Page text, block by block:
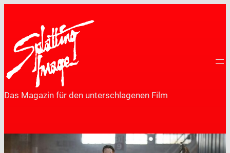
springen
Das Magazin für den unterschlagenen Film